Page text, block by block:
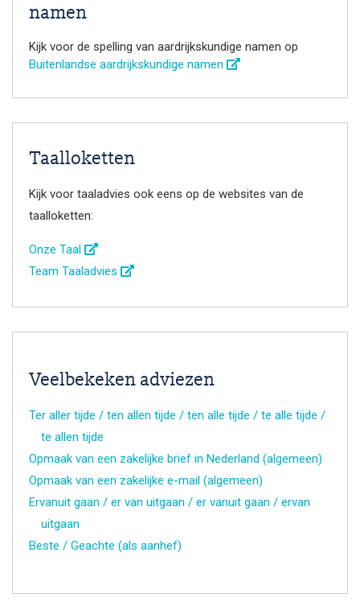
namen
Kijk voor de spelling van aardrijkskundige namen op
Buitenlandse aardrijkskundige namen
Taalloketten
Kijk voor taaladvies ook eens op de websites van de
taalloketten:
Onze Taal
Team Taaladvies
Veelbekeken adviezen
Ter aller tijde / ten allen tijde / ten alle tijde / te alle tijde /
te allen tijde
Opmaak van een zakelijke brief in Nederland (algemeen)
Opmaak van een zakelijke e-mail (algemeen)
Ervanuit gaan / er van uitgaan / er vanuit gaan / ervan
uitgaan
Beste / Geachte (als aanhef)